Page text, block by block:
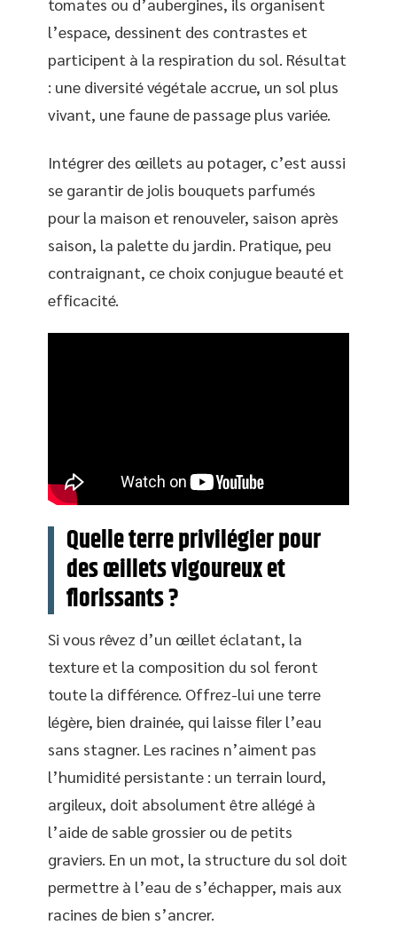
l’espace, dessinent des contrastes et
participent à la respiration du sol. Résultat
: une diversité végétale accrue, un sol plus
vivant, une faune de passage plus variée.
Intégrer des œillets au potager, c’est aussi
se garantir de jolis bouquets parfumés
pour la maison et renouveler, saison après
saison, la palette du jardin. Pratique, peu
contraignant, ce choix conjugue beauté et
efficacité.
Quelle terre privilégier pour
des œillets vigoureux et
florissants ?
Si vous rêvez d’un œillet éclatant, la
texture et la composition du sol feront
toute la différence. Offrez-lui une terre
légère, bien drainée, qui laisse filer l’eau
sans stagner. Les racines n’aiment pas
l’humidité persistante : un terrain lourd,
argileux, doit absolument être allégé à
l’aide de sable grossier ou de petits
graviers. En un mot, la structure du sol doit
permettre à l’eau de s’échapper, mais aux
racines de bien s’ancrer.